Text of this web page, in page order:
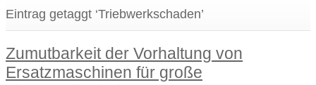
Eintrag getaggt ‘Triebwerkschaden’
Zumutbarkeit der Vorhaltung von
Ersatzmaschinen für große